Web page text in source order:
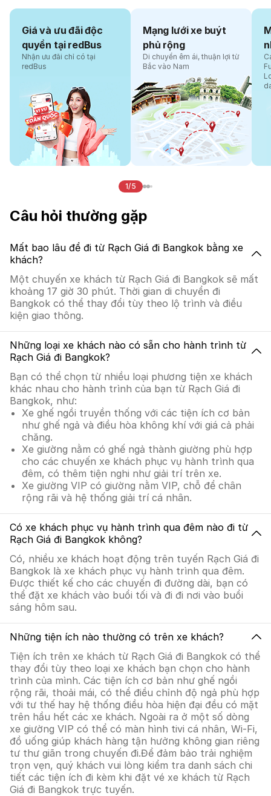
Giá và ưu đãi độc
quyền tại redBus
Nhận ưu đãi chỉ có tại
redBus
Mạng lưới xe buýt
phủ rộng
Di chuyển êm ái, thuận lợi từ
Bắc vào Nam
1/5
Câu hỏi thường gặp
Mất bao lâu để đi từ Rạch Giá đi Bangkok bằng xe
khách?
Một chuyến xe khách từ Rạch Giá đi Bangkok sẽ mất
khoảng 17 giờ 30 phút. Thời gian di chuyển đi
Bangkok có thể thay đổi tùy theo lộ trình và điều
kiện giao thông.
Những loại xe khách nào có sẵn cho hành trình từ
Rạch Giá đi Bangkok?
Bạn có thể chọn từ nhiều loại phương tiện xe khách
khác nhau cho hành trình của bạn từ Rạch Giá đi
Bangkok, như:
Xe ghế ngồi truyền thống với các tiện ích cơ bản
như ghế ngả và điều hòa không khí với giá cả phải
chăng.
Xe giường nằm có ghế ngả thành giường phù hợp
cho các chuyến xe khách phục vụ hành trình qua
đêm, có thêm tiện nghi như giải trí trên xe.
Xe giường VIP có giường nằm VIP, chỗ để chân
rộng rãi và hệ thống giải trí cá nhân.
Có xe khách phục vụ hành trình qua đêm nào đi từ
Rạch Giá đi Bangkok không?
Có, nhiều xe khách hoạt động trên tuyến Rạch Giá đi
Bangkok là xe khách phục vụ hành trình qua đêm.
Được thiết kế cho các chuyến đi đường dài, bạn có
thể đặt xe khách vào buổi tối và đi đi nơi vào buổi
sáng hôm sau.
Những tiện ích nào thường có trên xe khách?
Tiện ích trên xe khách từ Rạch Giá đi Bangkok có thể
thay đổi tùy theo loại xe khách bạn chọn cho hành
trình của mình. Các tiện ích cơ bản như ghế ngồi
rộng rãi, thoải mái, có thể điều chỉnh độ ngả phù hợp
với tư thế hay hệ thống điều hòa hiện đại đều có mặt
trên hầu hết các xe khách. Ngoài ra ở một số dòng
xe giường VIP có thể có màn hình tivi cá nhân, Wi-Fi,
đồ uống giúp khách hàng tận hưởng không gian riêng
tư thư giãn trong chuyến đi.Để đảm bảo trải nghiệm
trọn vẹn, quý khách vui lòng kiểm tra danh sách chi
tiết các tiện ích đi kèm khi đặt vé xe khách từ Rạch
Giá đi Bangkok trực tuyến.